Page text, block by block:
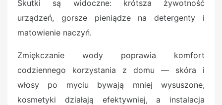
Skutki są widoczne: krótsza żywotność
urządzeń, gorsze pieniądze na detergenty i
matowienie naczyń.
Zmiękczanie wody poprawia komfort
codziennego korzystania z domu — skóra i
włosy po myciu bywają mniej wysuszone,
kosmetyki działają efektywniej, a instalacja